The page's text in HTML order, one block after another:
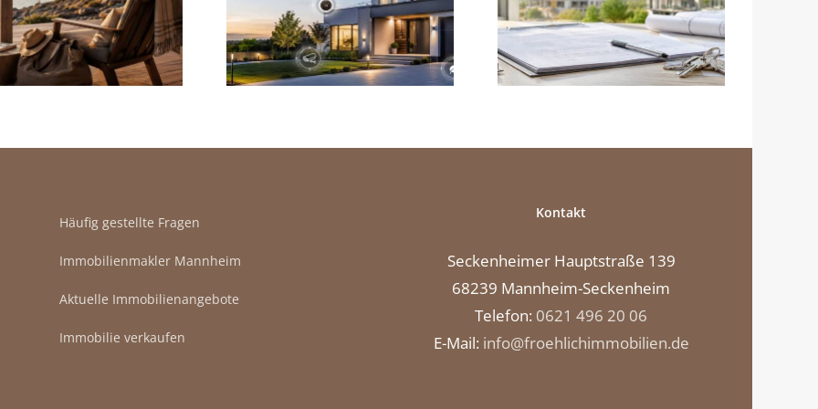
Ein überzeugender
Mehrwert?
kommt es beim
Kaufvertrag an
Immobilie verkaufen
Häufig gestellte Fragen
Immobilienmakler Mannheim
Aktuelle Immobilienangebote
Immobilie verkaufen
Kontakt
Seckenheimer Hauptstraße 139
68239 Mannheim-Seckenheim
Telefon: 0621 496 20 06
E-Mail: info@froehlichimmobilien.de